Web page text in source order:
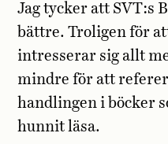
Jag tycker att SVT:s
bättre. Troligen för
intresserar sig allt
mindre för att
handlingen i böcker
hunnit läsa.